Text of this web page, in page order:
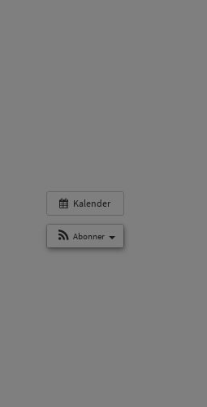
Kalender